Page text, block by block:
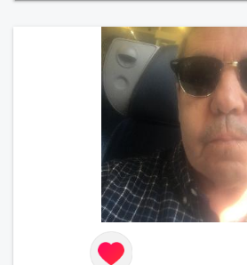
m'intéressez pas du tout!